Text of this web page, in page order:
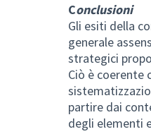
Conclusioni
Gli esiti della
generale
strategici
Ciò è
partire dai
degli elementi